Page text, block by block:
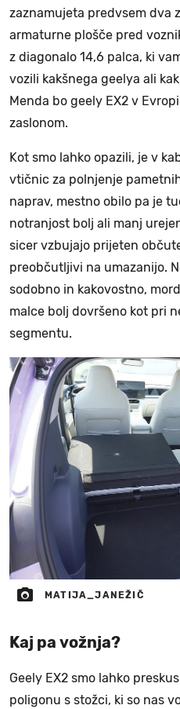
zaznamujeta predvsem dva
armaturne plošče pred
z diagonalo 14,6 palca, ki
vozili kakšnega geelya ali
Menda bo geely EX2 v
zaslonom.
Kot smo lahko opazili, je v
vtičnic za polnjenje
naprav, mestno obilo pa je
notranjost bolj ali manj
sicer vzbujajo prijeten
preobčutljivi na umazanijo.
sodobno in kakovostno,
malce bolj dovršeno kot pri
segmentu.
MATIJA_JANEŽIČ
Kaj pa vožnja?
Geely EX2 smo lahko
poligonu s stožci, ki so nas